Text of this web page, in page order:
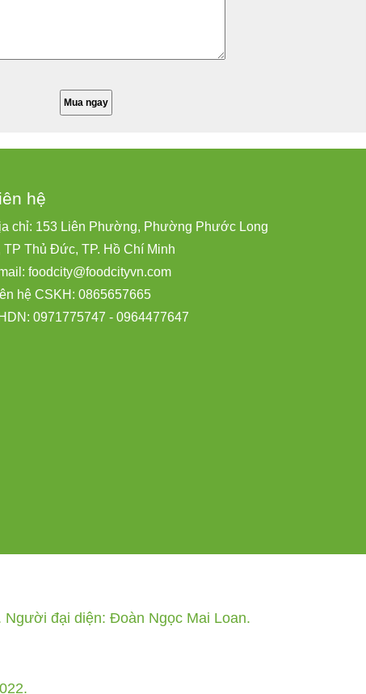
hệ
chỉ: 153 Liên Phường, Phường Phước Long
TP Thủ Đức, TP. Hồ Chí Minh
foodcity@foodcityvn.com
hệ CSKH: 0865657665
0971775747 - 0964477647
đại diện: Đoàn Ngọc Mai Loan.